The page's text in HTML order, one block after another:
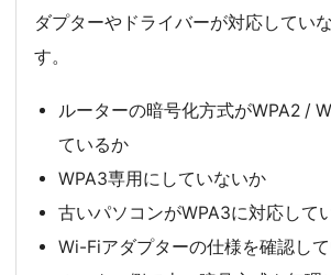
ダプターやドライバーが対応してい
す。
ルーターの暗号化方式がWPA2 /
ているか
WPA3専用にしていないか
古いパソコンがWPA3に対応して
Wi-Fiアダプターの仕様を確認し